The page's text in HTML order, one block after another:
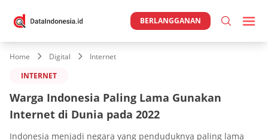
BERLANGGANAN
Home Digital
Internet
INTERNET
Warga Indonesia Paling Lama Gunakan
Internet di Dunia pada 2022
Indonesia menjadi negara yang penduduknya paling lama